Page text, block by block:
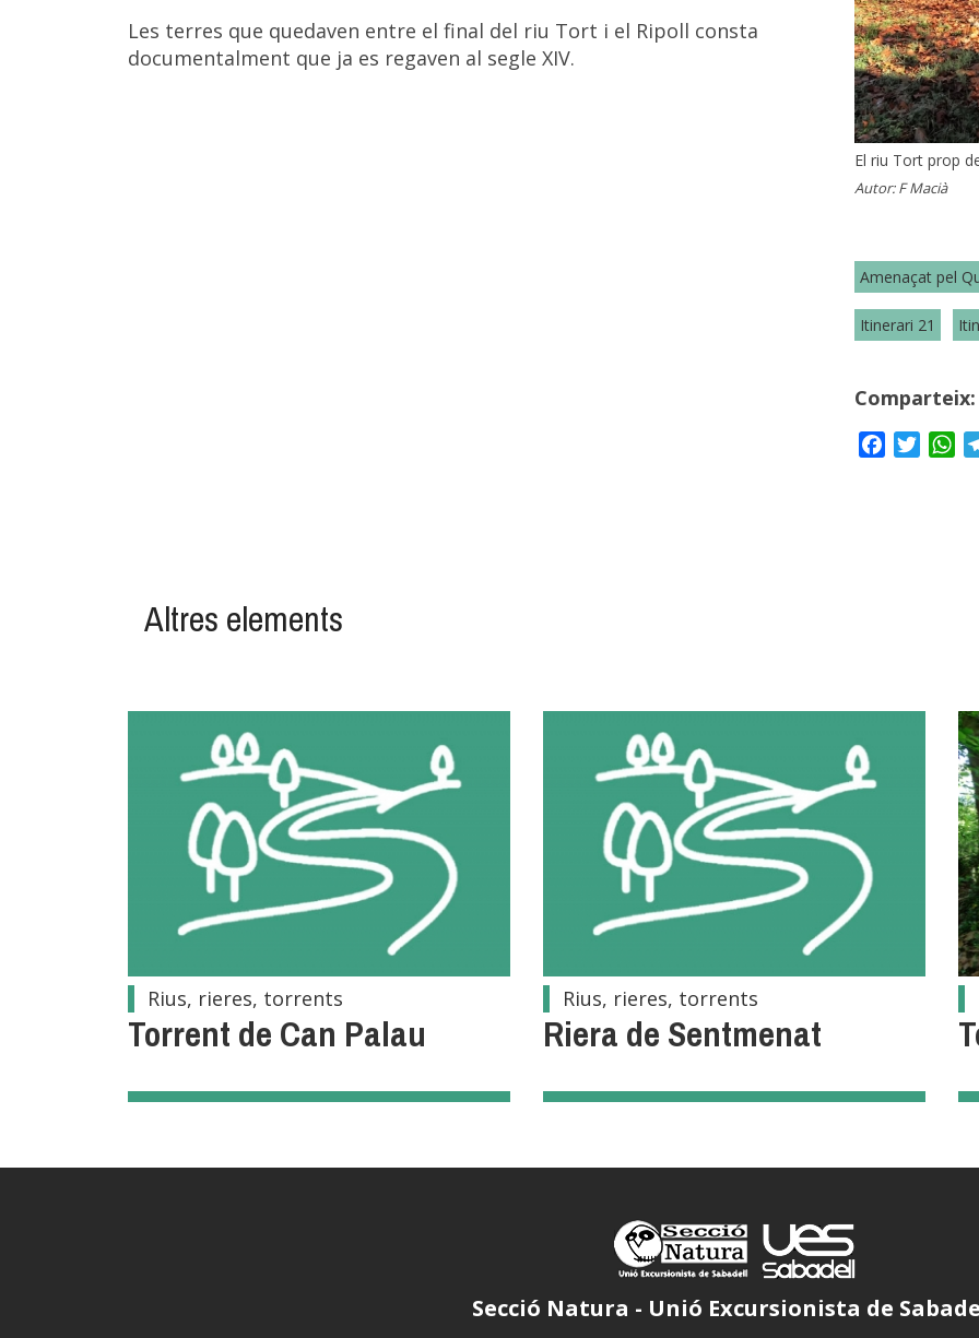
Les terres que quedaven entre el final del riu Tort i el Ripoll consta
documentalment que ja es regaven al segle XIV.
El riu Tort prop
Autor:F Macià
Paisatge del riu
Autor:F Macià
El riu Tort prop
2012)
El riu Tort des
(estiu 2021)
El riu Tort prop
Autor:F Macià
Amenaçat pel
Itinerari 21
Comparteix:
FacebookTwitter
Altres elements
Rius, rieres, torrents
Torrent de Can Palau
Rius, rieres, torrents
Riera de Sentmenat
Secció Natura - Unió Excursionista de